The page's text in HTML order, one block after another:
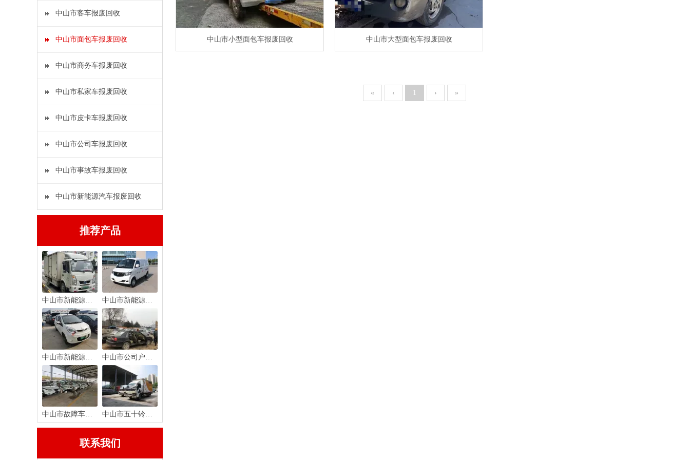
中山市客车报废回收
中山市面包车报废回收
中山市商务车报废回收
中山市私家车报废回收
中山市皮卡车报废回收
中山市公司车报废回收
中山市事故车报废回收
中山市新能源汽车报废回收
推荐产品
中山市新能源货车报废回收 中山市新能源面包车报废回收
中山市新能源轿车报废回收 中山市公司户车辆报废注销
中山市故障车报废回收 中山市五十铃货车报废回收
联系我们
中山市小型面包车报废回收 中山市大型面包车报废回收
« ‹ 1 › »